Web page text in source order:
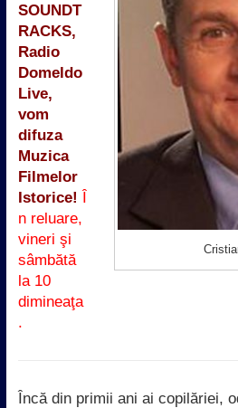
SOUNDT
RACKS,
Radio
Domeldo
Live,
vom
difuza
Muzica
Filmelor
Istorice! Î
n reluare,
vineri şi
sâmbătă
la 10
dimineaţa
.
Încă din primii ani ai copilăriei,